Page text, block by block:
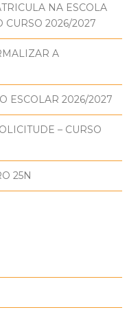
NA ESCOLA
CURSO 2026/2027
A
ESCOLAR 2026/2027
– CURSO
25N